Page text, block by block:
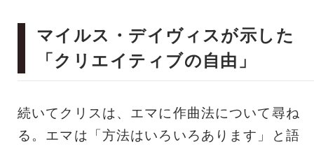
マイルス・デイヴィスが示した
「クリエイティブの自由」
続いてクリスは、エマに作曲法について尋ね
る。エマは「方法はいろいろあります」と語